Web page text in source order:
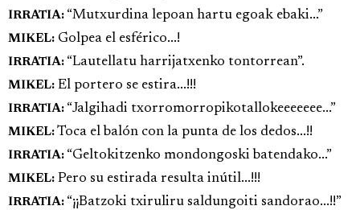
IRRATIA: “Mutxurdina lepoan hartu egoak ebaki...”
MIKEL: Golpea el esférico...!
IRRATIA: “Lautellatu harrijatxenko tontorrean”.
MIKEL: El portero se estira...!!!
IRRATIA: “Jalgihadi txorromorropikotallokeeeeeee...”
MIKEL: Toca el balón con la punta de los dedos...!!
IRRATIA: “Geltokitzenko mondongoski batendako...”
MIKEL: Pero su estirada resulta inútil...!!!
IRRATIA: “¡¡Batzoki txiruliru saldungoiti sandorao...!!”